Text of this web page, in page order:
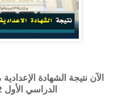
الآن نتيجة الشهادة
الدراسي الأول 2022 م ..